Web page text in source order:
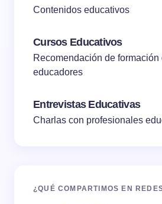
Contenidos educativos
Cursos Educativos
Recomendación de formación
educadores
Entrevistas Educativas
Charlas con profesionales
¿QUÉ COMPARTIMOS EN